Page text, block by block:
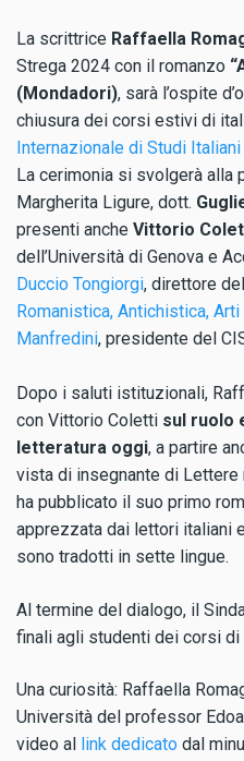
La scrittrice Raffaella
Strega 2024 con il romanzo
(Mondadori), sarà l’ospite
chiusura dei corsi estivi di
Internazionale di Studi Italiani
La cerimonia si svolgerà alla
Margherita Ligure, dott.
presenti anche Vittorio
dell’Università di Genova e
Duccio Tongiorgi, direttore del
Romanistica, Antichistica,
Manfredini, presidente del
Dopo i saluti istituzionali,
con Vittorio Coletti sul ruolo
letteratura oggi, a partire
vista di insegnante di Lettere
ha pubblicato il suo primo
apprezzata dai lettori italiani
sono tradotti in sette lingue.
Al termine del dialogo, il
finali agli studenti dei corsi di
Una curiosità: Raffaella
Università del professor
video al
link dedicato dal